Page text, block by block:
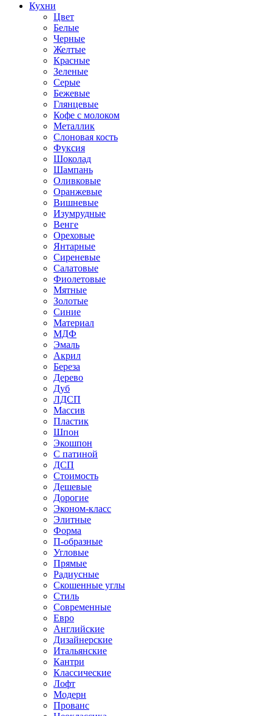
Кухни
Цвет
Белые
Черные
Желтые
Красные
Зеленые
Серые
Бежевые
Глянцевые
Кофе с молоком
Металлик
Слоновая кость
Фуксия
Шоколад
Шампань
Оливковые
Оранжевые
Вишневые
Изумрудные
Венге
Ореховые
Янтарные
Сиреневые
Салатовые
Фиолетовые
Мятные
Золотые
Синие
Материал
МДФ
Эмаль
Акрил
Береза
Дерево
Дуб
ЛДСП
Массив
Пластик
Шпон
Экошпон
С патиной
ДСП
Стоимость
Дешевые
Дорогие
Эконом-класс
Элитные
Форма
П-образные
Угловые
Прямые
Радиусные
Скошенные углы
Стиль
Современные
Евро
Английские
Дизайнерские
Итальянские
Кантри
Классические
Лофт
Модерн
Прованс